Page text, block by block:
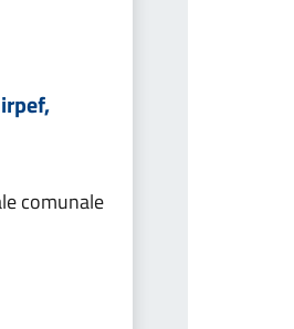
comunale